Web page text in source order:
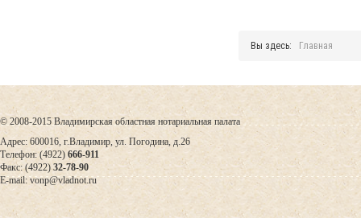
Вы здесь: Главная
© 2008-2015 Владимирская областная нотариальная палата
Адрес: 600016, г.Владимир, ул. Погодина, д.26
Телефон: (4922) 666-911
Факс: (4922)32-78-90
E-mail: vonp@vladnot.ru